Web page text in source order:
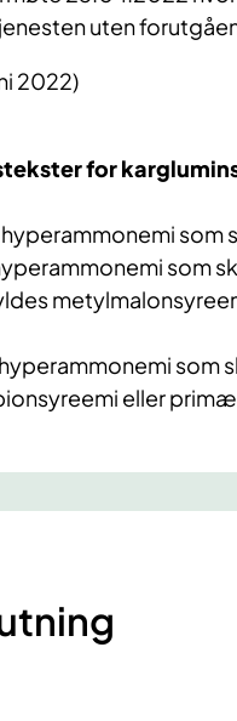
uten
2022)
for
som
som
eller